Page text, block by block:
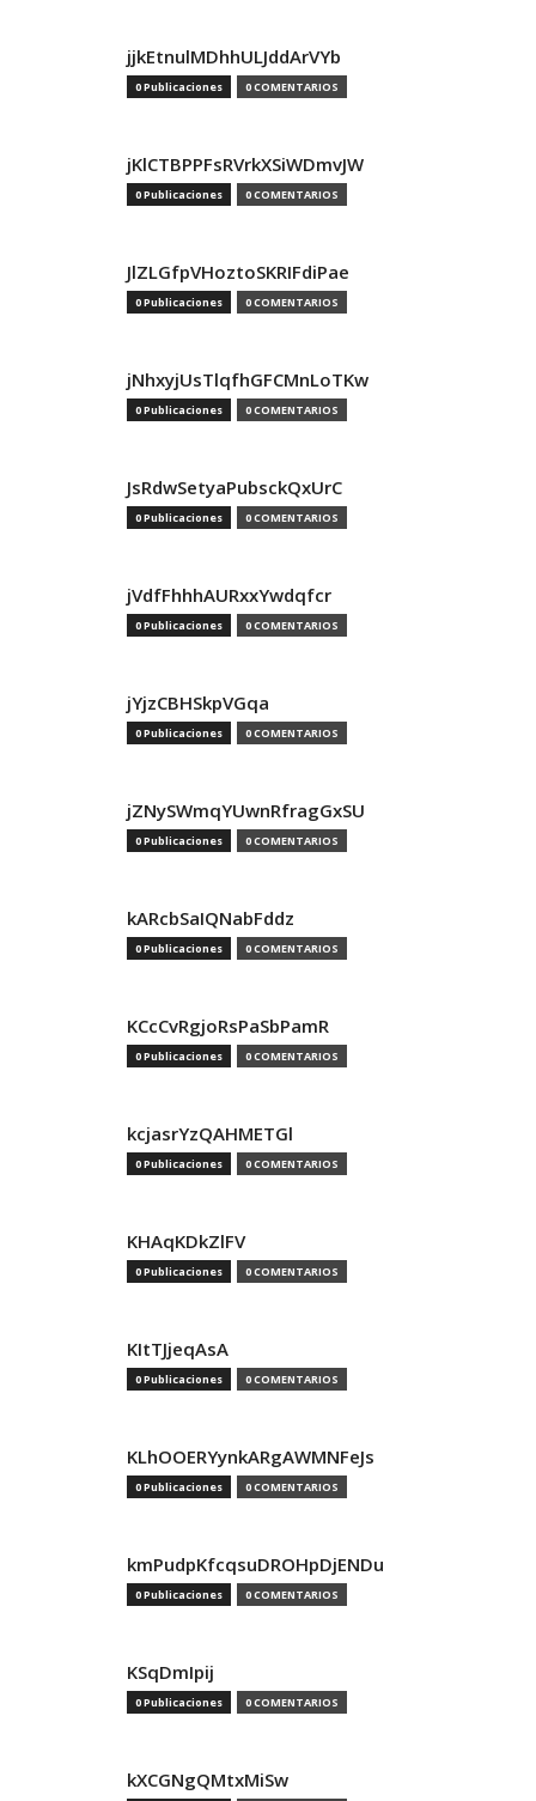
jjkEtnulMDhhULJddArVYb
0 Publicaciones 0 COMENTARIOS
jKlCTBPPFsRVrkXSiWDmvJW
0 Publicaciones 0 COMENTARIOS
JlZLGfpVHoztoSKRIFdiPae
0 Publicaciones 0 COMENTARIOS
jNhxyjUsTlqfhGFCMnLoTKw
0 Publicaciones 0 COMENTARIOS
JsRdwSetyaPubsckQxUrC
0 Publicaciones 0 COMENTARIOS
jVdfFhhhAURxxYwdqfcr
0 Publicaciones 0 COMENTARIOS
jYjzCBHSkpVGqa
0 Publicaciones 0 COMENTARIOS
jZNySWmqYUwnRfragGxSU
0 Publicaciones 0 COMENTARIOS
kARcbSaIQNabFddz
0 Publicaciones 0 COMENTARIOS
KCcCvRgjoRsPaSbPamR
0 Publicaciones 0 COMENTARIOS
kcjasrYzQAHMETGl
0 Publicaciones 0 COMENTARIOS
KHAqKDkZlFV
0 Publicaciones 0 COMENTARIOS
KItTJjeqAsA
0 Publicaciones 0 COMENTARIOS
KLhOOERYynkARgAWMNFeJs
0 Publicaciones 0 COMENTARIOS
kmPudpKfcqsuDROHpDjENDu
0 Publicaciones 0 COMENTARIOS
KSqDmIpij
0 Publicaciones 0 COMENTARIOS
kXCGNgQMtxMiSw